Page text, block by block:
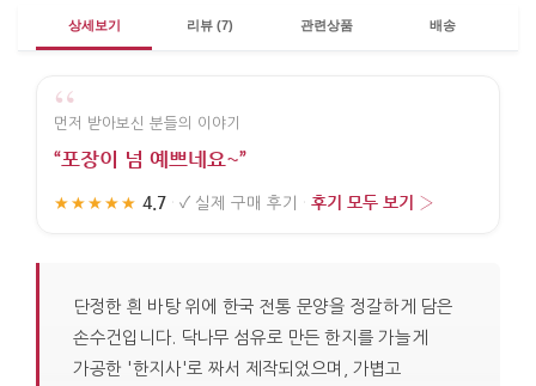
상세보기 리뷰 (7) 관련상품 배송
“
먼저 받아보신 분들의 이야기
“포장이 넘 예쁘네요~”
★★★★★ 4.7 · ✓ 실제 구매 후기 · 후기 모두 보기 ›
단정한 흰 바탕 위에 한국 전통 문양을 정갈하게 담은
손수건입니다. 닥나무 섬유로 만든 한지를 가늘게
가공한 '한지사'로 짜서 제작되었으며, 가볍고